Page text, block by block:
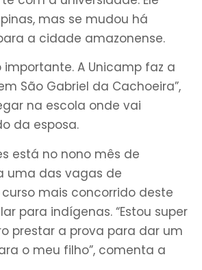
mas se mudou há
a cidade amazonense.
importante. A Unicamp faz a
São Gabriel da Cachoeira”,
na escola onde vai
da esposa.
está no nono mês de
uma das vagas de
mais concorrido deste
para indígenas. “Estou super
prestar a prova para dar um
o meu filho”, comenta a